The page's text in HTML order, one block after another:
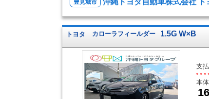
豊見城市
トヨタ カローラフィールダー 1.5G W×B
支
本